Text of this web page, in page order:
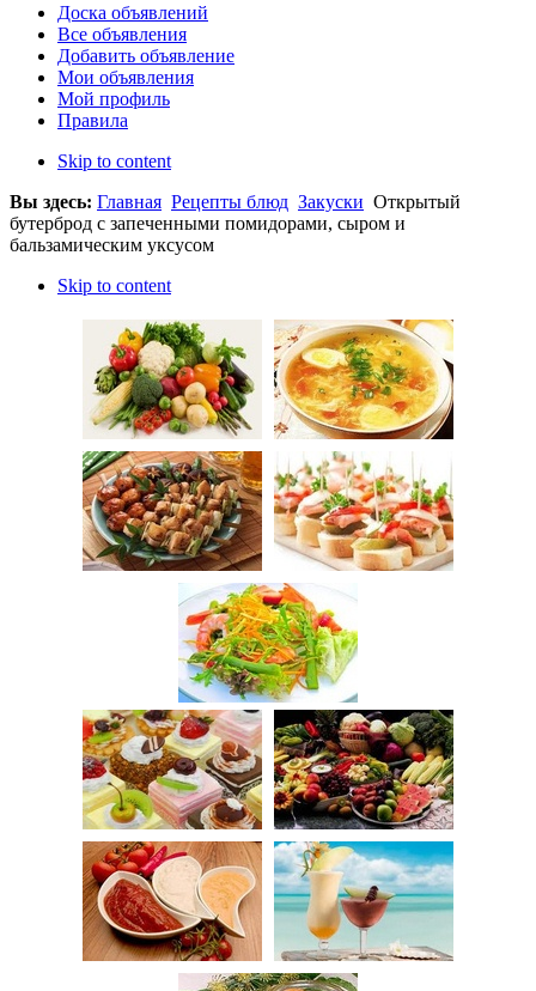
Доска объявлений
Все объявления
Добавить объявление
Мои объявления
Мой профиль
Правила
Skip to content
Вы здесь: Главная Рецепты блюд Закуски Открытый
бутерброд с запеченными помидорами, сыром и
бальзамическим уксусом
Skip to content